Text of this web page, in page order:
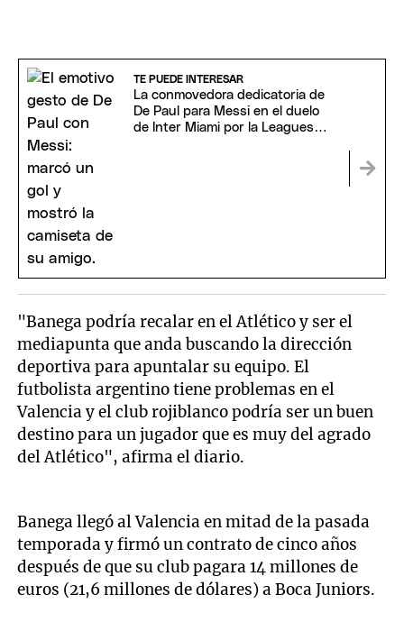
TE PUEDE INTERESAR
La conmovedora dedicatoria de
De Paul para Messi en el duelo
de Inter Miami por la Leagues
"Banega podría recalar en el Atlético y ser el
mediapunta que anda buscando la dirección
deportiva para apuntalar su equipo. El
futbolista argentino tiene problemas en el
Valencia y el club rojiblanco podría ser un buen
destino para un jugador que es muy del agrado
del Atlético", afirma el diario.
Banega llegó al Valencia en mitad de la pasada
temporada y firmó un contrato de cinco años
después de que su club pagara 14 millones de
euros (21,6 millones de dólares) a Boca Juniors.